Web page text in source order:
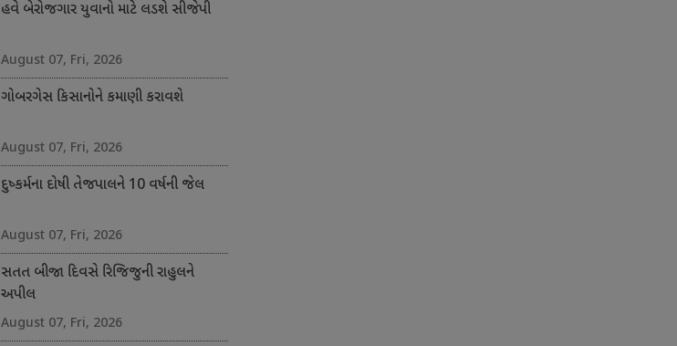
હવે બેરોજગાર યુવાનો માટે લડશે સીજેપી
August 07, Fri, 2026
ગોબરગેસ કિસાનોને કમાણી કરાવશે
August 07, Fri, 2026
દુષ્કર્મના દોષી તેજપાલને 10 વર્ષની જેલ
August 07, Fri, 2026
સતત બીજા દિવસે રિજિજુની રાહુલને
અપીલ
August 07, Fri, 2026